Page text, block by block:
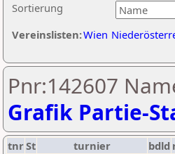
Sortierung
Vereinslisten:Wien
Pnr:142607
Grafik Partie-
tnrSt turnier bdld